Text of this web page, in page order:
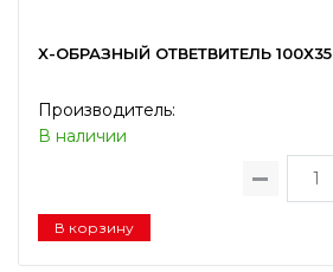
X-ОБРАЗНЫЙ ОТВЕТВИТЕЛЬ 100Х35
Производитель:
В наличии
В корзину